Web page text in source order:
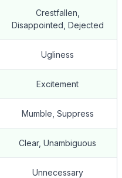
Crestfallen,
Disappointed, Dejected
Ugliness
Excitement
Mumble, Suppress
Clear, Unambiguous
Unnecessary